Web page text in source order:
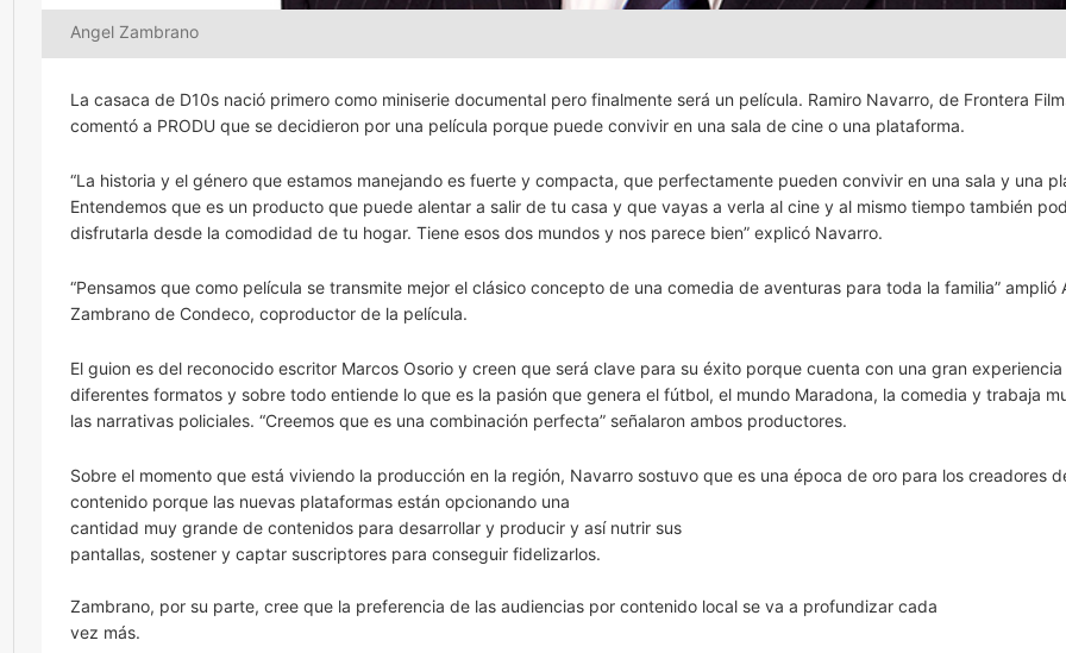
Angel Zambrano
La casaca de D10s nació primero como miniserie documental pero finalmente será un película. Ramiro Navarro, de Frontera
comentó a PRODU que se decidieron por una película porque puede convivir en una sala de cine o una plataforma.
“La historia y el género que estamos manejando es fuerte y compacta, que perfectamente pueden convivir en una sala y una
Entendemos que es un producto que puede alentar a salir de tu casa y que vayas a verla al cine y al mismo tiempo también
disfrutarla desde la comodidad de tu hogar. Tiene esos dos mundos y nos parece bien” explicó Navarro.
“Pensamos que como película se transmite mejor el clásico concepto de una comedia de aventuras para toda la familia” amplió
Zambrano de Condeco, coproductor de la película.
El guion es del reconocido escritor Marcos Osorio y creen que será clave para su éxito porque cuenta con una gran experiencia
diferentes formatos y sobre todo entiende lo que es la pasión que genera el fútbol, el mundo Maradona, la comedia y trabaja
las narrativas policiales. “Creemos que es una combinación perfecta” señalaron ambos productores.
Sobre el momento que está viviendo la producción en la región, Navarro sostuvo que es una época de oro para los creadores
contenido porque las nuevas plataformas están opcionando una
cantidad muy grande de contenidos para desarrollar y producir y así nutrir sus
pantallas, sostener y captar suscriptores para conseguir fidelizarlos.
Zambrano, por su parte, cree que la preferencia de las audiencias por contenido local se va a profundizar cada
vez más.